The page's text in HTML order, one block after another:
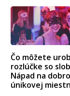
Čo môžete
rozlúčke so
Nápad na
únikovej